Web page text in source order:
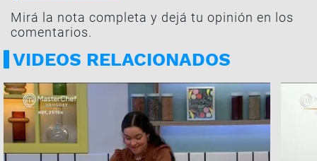
Mirá la nota completa y dejá tu opinión en los
comentarios.
VIDEOS RELACIONADOS